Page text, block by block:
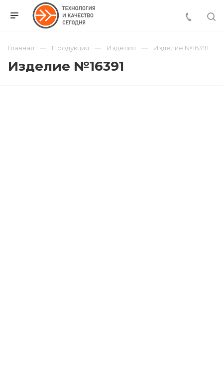
Главная Продукция Изделия Изделие №16391
Изделие №16391